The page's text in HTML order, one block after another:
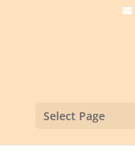
Select Page